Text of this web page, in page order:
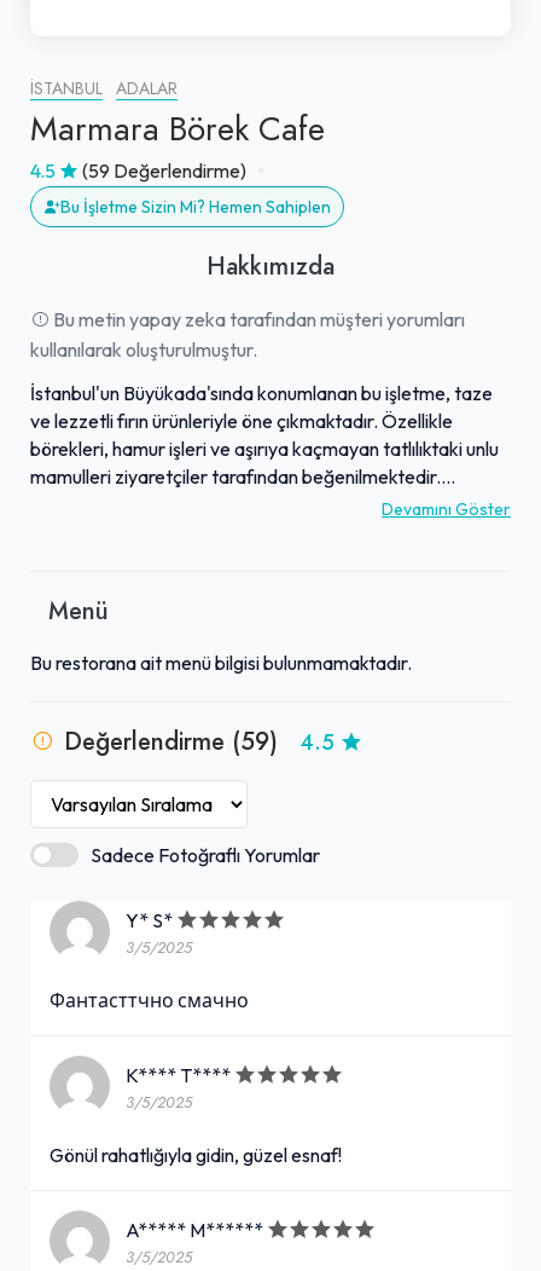
İSTANBUL ADALAR
Marmara Börek Cafe
4.5 (59 Değerlendirme)
Bu İşletme Sizin Mi? Hemen Sahiplen
Hakkımızda
Bu metin yapay zeka tarafından müşteri yorumları
kullanılarak oluşturulmuştur.
İstanbul'un Büyükada'sında konumlanan bu işletme, taze
ve lezzetli fırın ürünleriyle öne çıkmaktadır. Özellikle
börekleri, hamur işleri ve aşırıya kaçmayan tatlılıktaki unlu
mamulleri ziyaretçiler tarafından beğenilmektedir.
Menüsünde pizza, patatesli pide gibi doyurucu ve farklı
bütçe dostu fiyatlarla sunmaktadır. Güler yüzlü ve müşteri
tarafından sevilen bir esnaf olarak kabul edilmektedir.
Devamını Göster
Menü
Bu restorana ait menü bilgisi bulunmamaktadır.
Değerlendirme (59) 4.5
Sadece Fotoğraflı Yorumlar
Y* S*
3/5/2025
Фантасттчно смачно
K**** T****
3/5/2025
Gönül rahatlığıyla gidin, güzel esnaf!
A***** M******
3/5/2025